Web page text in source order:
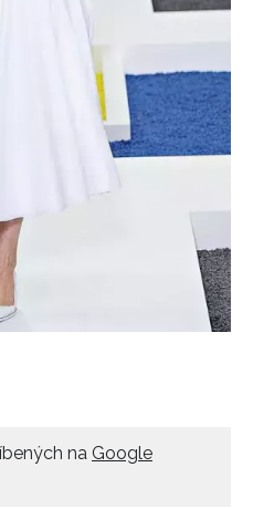
na Google